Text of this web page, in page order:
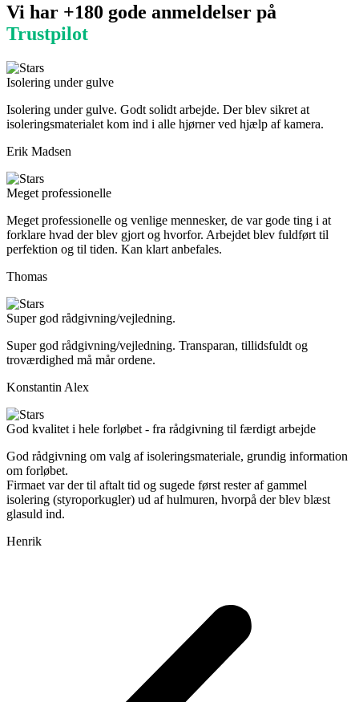
Vi har +180 gode anmeldelser på
Trustpilot
Isolering under gulve
Isolering under gulve. Godt solidt arbejde. Der blev sikret at
isoleringsmaterialet kom ind i alle hjørner ved hjælp af kamera.
Erik Madsen
Meget professionelle
Meget professionelle og venlige mennesker, de var gode ting i at
forklare hvad der blev gjort og hvorfor. Arbejdet blev fuldført til
perfektion og til tiden. Kan klart anbefales.
Thomas
Super god rådgivning/vejledning.
Super god rådgivning/vejledning. Transparan, tillidsfuldt og
troværdighed må mår ordene.
Konstantin Alex
God kvalitet i hele forløbet - fra rådgivning til færdigt arbejde
God rådgivning om valg af isoleringsmateriale, grundig information
om forløbet.
Firmaet var der til aftalt tid og sugede først rester af gammel
isolering (styroporkugler) ud af hulmuren, hvorpå der blev blæst
glasuld ind.
Henrik